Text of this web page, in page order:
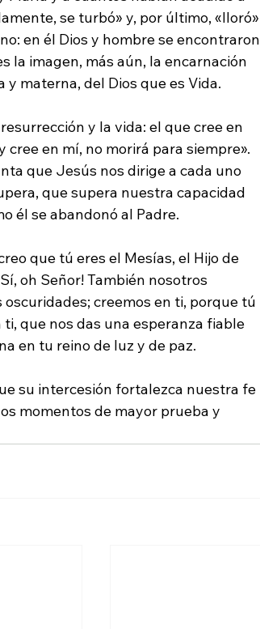
se turbó» y, por último, «lloró»
en él Dios y hombre se encontraron
la imagen, más aún, la encarnación
materna, del Dios que es Vida.
y la vida: el que cree en
en mí, no morirá para siempre».
que Jesús nos dirige a cada uno
que supera nuestra capacidad
él se abandonó al Padre.
que tú eres el Mesías, el Hijo de
oh Señor! También nosotros
creemos en ti, porque tú
que nos das una esperanza fiable
en tu reino de luz y de paz.
su intercesión fortalezca nuestra fe
momentos de mayor prueba y